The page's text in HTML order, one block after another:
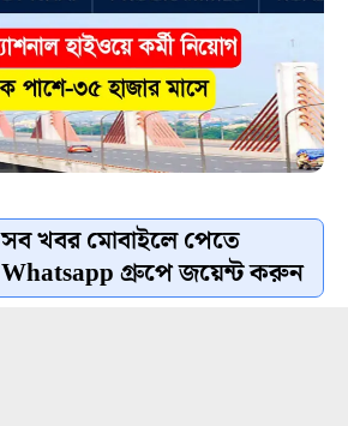
সব খবর মোবাইলে পেতে
Whatsapp গ্রুপে জয়েন্ট করুন